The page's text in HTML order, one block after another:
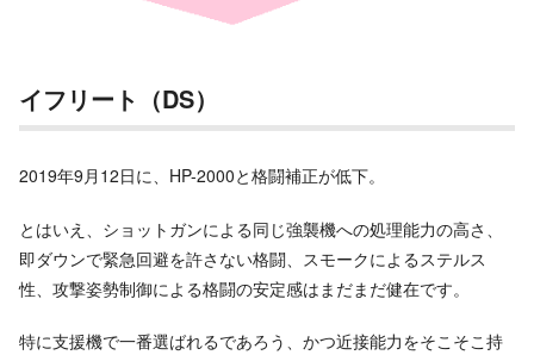
イフリート（DS）
2019年9月12日に、HP-2000と格闘補正が低下。
とはいえ、ショットガンによる同じ強襲機への処理能力の高さ、
即ダウンで緊急回避を許さない格闘、スモークによるステルス
性、攻撃姿勢制御による格闘の安定感はまだまだ健在です。
特に支援機で一番選ばれるであろう、かつ近接能力をそこそこ持